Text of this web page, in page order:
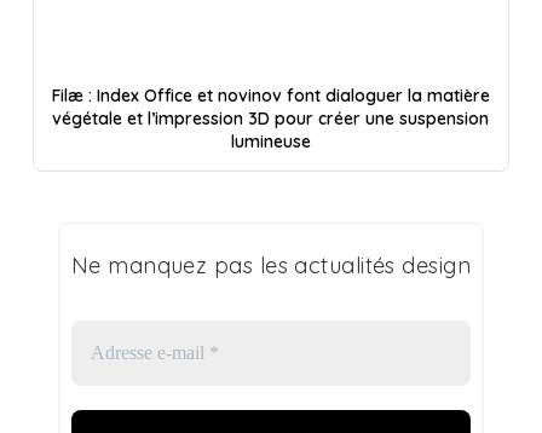
Filæ : Index Office et novinov font dialoguer la matière
végétale et l’impression 3D pour créer une suspension
lumineuse
Ne manquez pas les actualités design